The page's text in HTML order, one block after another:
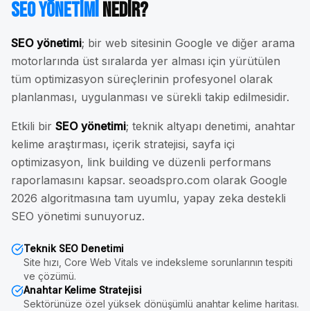
SEO YönetimiNedir?
SEO yönetimi; bir web sitesinin Google ve diğer arama
motorlarında üst sıralarda yer alması için yürütülen
tüm optimizasyon süreçlerinin profesyonel olarak
planlanması, uygulanması ve sürekli takip edilmesidir.
Etkili bir SEO yönetimi; teknik altyapı denetimi, anahtar
kelime araştırması, içerik stratejisi, sayfa içi
optimizasyon, link building ve düzenli performans
raporlamasını kapsar. seoadspro.com olarak Google
2026 algoritmasına tam uyumlu, yapay zeka destekli
SEO yönetimi sunuyoruz.
Teknik SEO Denetimi
Site hızı, Core Web Vitals ve indeksleme sorunlarının tespiti
ve çözümü.
Anahtar Kelime Stratejisi
Sektörünüze özel yüksek dönüşümlü anahtar kelime haritası.